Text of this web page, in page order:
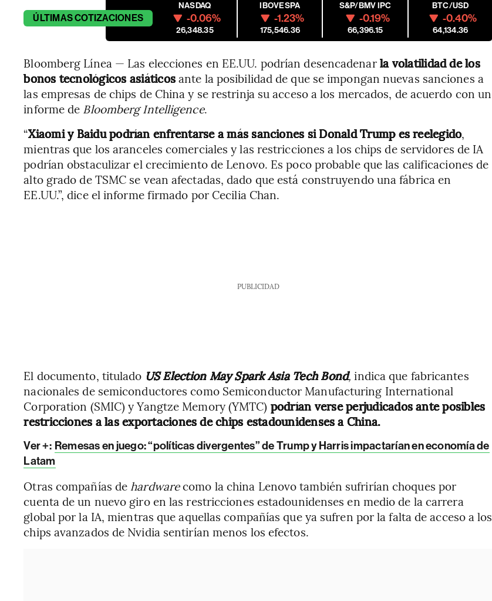
ÚLTIMASCOTIZACIONES
NASDAQ
-0.06%
26,348.35
IBOVESPA
-1.23%
175,546.36
S&P/BMV IPC
-0.19%
66,396.15
BTC/USD
-0.40%
64,134.36
Bloomberg Línea — Las elecciones en EE.UU. podrían desencadenarla volatilidad de los
bonos tecnológicos asiáticosante la posibilidad de que se impongan nuevas sanciones a
las empresas de chips de China y se restrinja su acceso a los mercados, de acuerdo con un
informe de Bloomberg Intelligence.
“Xiaomi y Baidu podrían enfrentarse a más sanciones si Donald Trump es reelegido,
mientras que los aranceles comerciales y las restricciones a los chips de servidores de IA
podrían obstaculizar el crecimiento de Lenovo. Es poco probable que las calificaciones de
alto grado de TSMC se vean afectadas, dado que está construyendo una fábrica en
EE.UU.”, dice el informe firmado por Cecilia Chan.
PUBLICIDAD
El documento, titulado US Election May Spark Asia Tech Bond, indica que fabricantes
nacionales de semiconductores como Semiconductor Manufacturing International
Corporation (SMIC) y Yangtze Memory (YMTC) podrían verse perjudicados ante posibles
restricciones a las exportaciones de chips estadounidenses a China.
Ver +: Remesas en juego: “políticas divergentes” de Trump y Harris impactarían en economía de
Latam
Otras compañías de hardwarecomo la china Lenovo también sufrirían choques por
cuenta de un nuevo giro en las restricciones estadounidenses en medio de la carrera
global por la IA, mientras que aquellas compañías que ya sufren por la falta de acceso a los
chips avanzados de Nvidia sentirían menos los efectos.